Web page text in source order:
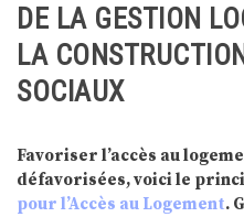
DE LA GESTION
LA
SOCIAUX
Favoriser l’accès au
défavorisées, voici le
pour l’Accès au Logement.